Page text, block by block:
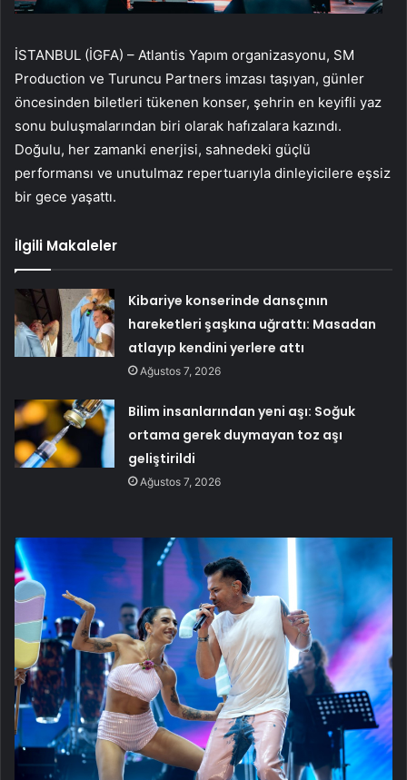
İSTANBUL (İGFA) – Atlantis Yapım organizasyonu, SM
Production ve Turuncu Partners imzası taşıyan, günler
öncesinden biletleri tükenen konser, şehrin en keyifli yaz
sonu buluşmalarından biri olarak hafızalara kazındı.
Doğulu, her zamanki enerjisi, sahnedeki güçlü
performansı ve unutulmaz repertuarıyla dinleyicilere eşsiz
bir gece yaşattı.
İlgili Makaleler
Kibariye konserinde dansçının
hareketleri şaşkına uğrattı: Masadan
atlayıp kendini yerlere attı
Ağustos 7, 2026
Bilim insanlarından yeni aşı: Soğuk
ortama gerek duymayan toz aşı
geliştirildi
Ağustos 7, 2026